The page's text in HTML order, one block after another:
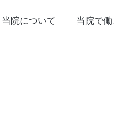
当院について 当院で